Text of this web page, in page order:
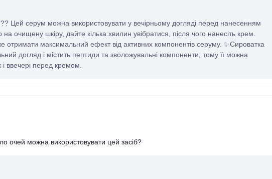
Цей серум можна використовувати у вечірньому догляді перед нанесенням
на очищену шкіру, дайте кілька хвилин увібратися, після чого нанесіть крем.
отримати максимальний ефект від активних компонентів серуму. ✨Сироватка
догляд і містить пептиди та зволожувальні компоненти, тому її можна
і ввечері перед кремом.
очей можна використовувати цей засіб?